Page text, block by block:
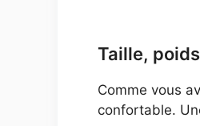
Taille,
Comme vous
confortable.